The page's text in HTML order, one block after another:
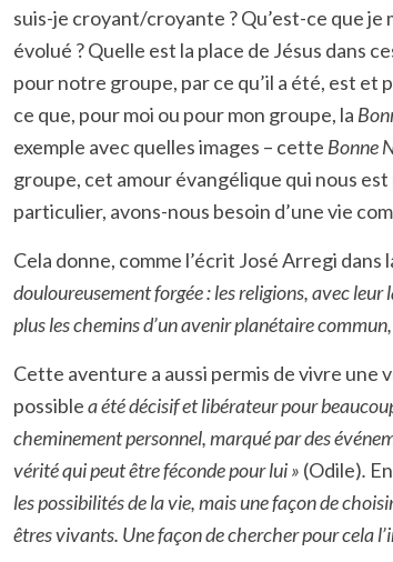
suis-je croyant/croyante ? Qu’est-ce que
évolué ? Quelle est la place de Jésus dans
pour notre groupe, par ce qu’il a été, est et
ce que, pour moi ou pour mon groupe, la
exemple avec quelles images – cette Bonne
groupe, cet amour évangélique qui nous
particulier, avons-nous besoin d’une vie
Cela donne, comme l’écrit José Arregi dans
douloureusement forgée : les religions, avec
plus les chemins d’un avenir planétaire
Cette aventure a aussi permis de vivre une
possiblea été décisif et libérateur pour
cheminement personnel, marqué par des
vérité qui peut être féconde pour lui » (Odile).
les possibilités de la vie, mais une façon de
êtres vivants. Une façon de chercher pour cela